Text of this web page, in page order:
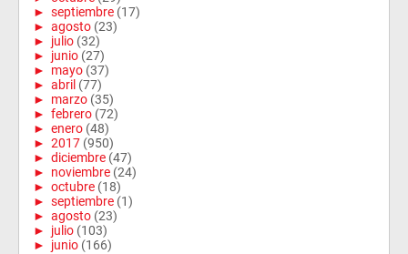
► septiembre (17)
► agosto (23)
► julio (32)
► junio (27)
► mayo (37)
► abril (77)
► marzo (35)
► febrero (72)
► enero (48)
► 2017 (950)
► diciembre (47)
► noviembre (24)
► octubre (18)
► septiembre (1)
► agosto (23)
► julio (103)
► junio (166)